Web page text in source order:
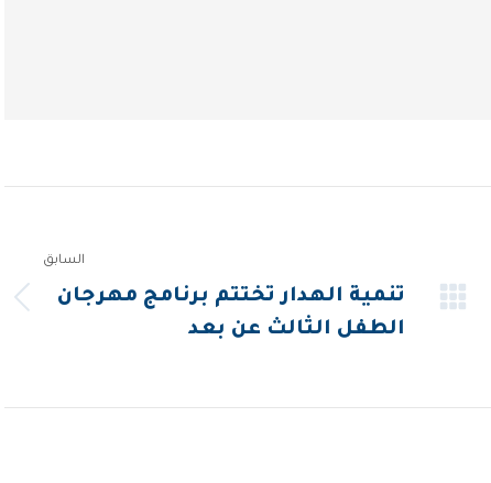
السابق
المقالة
تنمية الهدار تختتم برنامج مهرجان
الطفل الثالث عن بعد